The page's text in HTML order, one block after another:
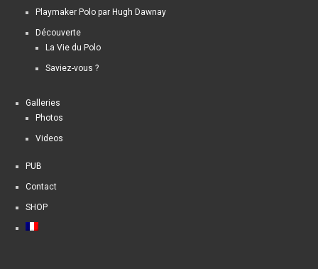
Playmaker Polo par Hugh Dawnay
Découverte
La Vie du Polo
Saviez-vous ?
Galleries
Photos
Videos
PUB
Contact
SHOP